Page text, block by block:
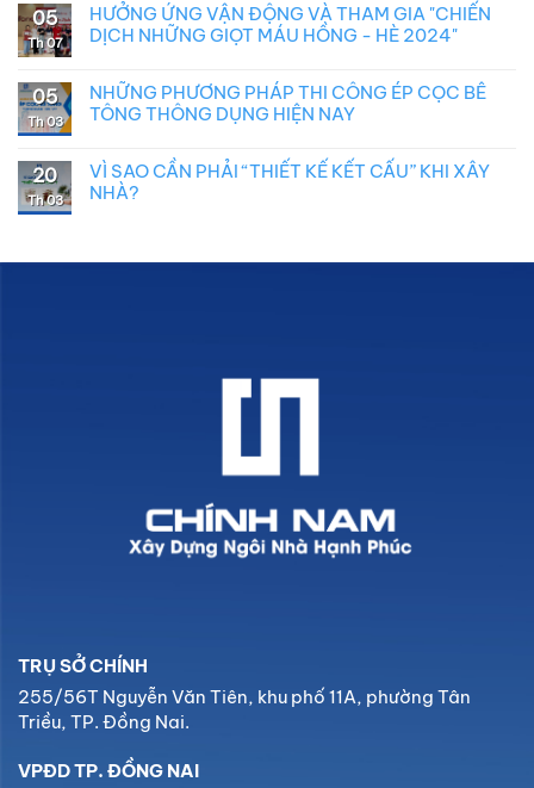
05
Th 07
HƯỞNG ỨNG VẬN ĐỘNG VÀ THAM GIA "CHIẾN
DỊCH NHỮNG GIỌT MÁU HỒNG - HÈ 2024"
05
Th 03
NHỮNG PHƯƠNG PHÁP THI CÔNG ÉP CỌC BÊ
TÔNG THÔNG DỤNG HIỆN NAY
20
Th 03
VÌ SAO CẦN PHẢI “THIẾT KẾ KẾT CẤU” KHI XÂY
NHÀ?
TRỤ SỞ CHÍNH
255/56T Nguyễn Văn Tiên, khu phố 11A, phường Tân
Triều, TP. Đồng Nai.
VPĐD TP. ĐỒNG NAI